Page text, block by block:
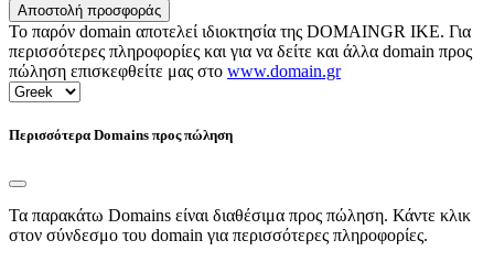
Αποστολή προσφοράς
Το παρόν domain αποτελεί ιδιοκτησία της DOMAINGR ΙΚΕ. Για
περισσότερες πληροφορίες και για να δείτε και άλλα domain προς
πώληση επισκεφθείτε μας στο www.domain.gr
Περισσότερα Domains προς πώληση
Τα παρακάτω Domains είναι διαθέσιμα προς πώληση. Κάντε κλικ
στον σύνδεσμο του domain για περισσότερες πληροφορίες.